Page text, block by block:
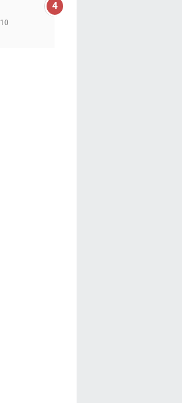
10